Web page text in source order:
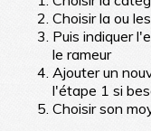
Choisir la ou
Puis indiquer
le rameur
Ajouter un
l'étape 1 si
Choisir son